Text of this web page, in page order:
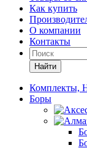
Как купить
О компании
Контакты
Найти
Комплекты,
Боры